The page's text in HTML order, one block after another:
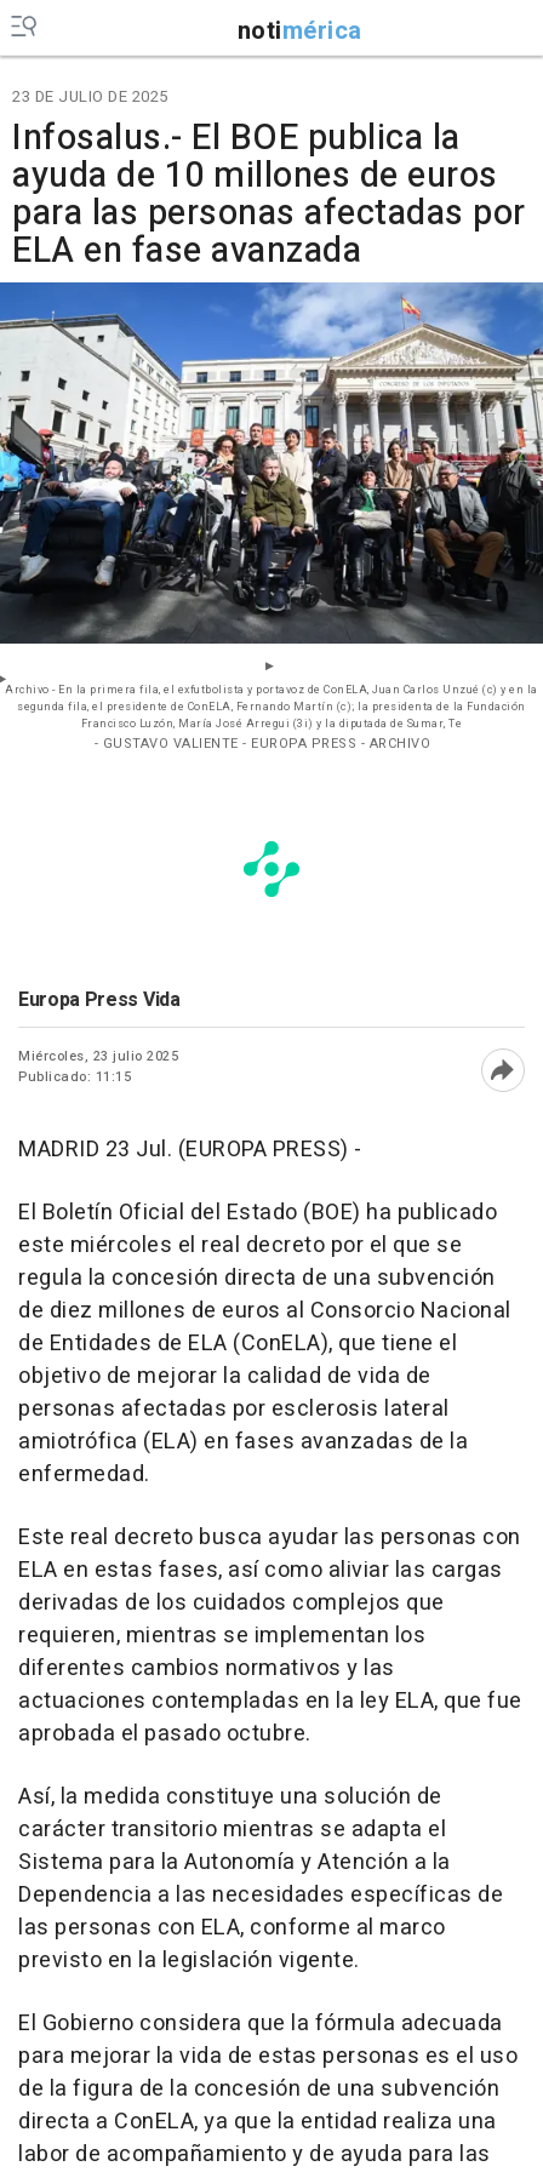
notimérica
23 DE JULIO DE 2025
Infosalus.- El BOE publica la
ayuda de 10 millones de euros
para las personas afectadas por
ELA en fase avanzada
Archivo - En la primera fila, el exfutbolista y portavoz de ConELA, Juan Carlos Unzué (c) y en la
segunda fila, el presidente de ConELA, Fernando Martín (c); la presidenta de la Fundación
Francisco Luzón, María José Arregui (3i) y la diputada de Sumar, Te
- GUSTAVO VALIENTE - EUROPA PRESS - ARCHIVO
Europa Press Vida
Miércoles, 23 julio 2025
Publicado: 11:15
MADRID 23 Jul. (EUROPA PRESS) -
El Boletín Oficial del Estado (BOE) ha publicado
este miércoles el real decreto por el que se
regula la concesión directa de una subvención
de diez millones de euros al Consorcio Nacional
de Entidades de ELA (ConELA), que tiene el
objetivo de mejorar la calidad de vida de
personas afectadas por esclerosis lateral
amiotrófica (ELA) en fases avanzadas de la
enfermedad.
Este real decreto busca ayudar las personas con
ELA en estas fases, así como aliviar las cargas
derivadas de los cuidados complejos que
requieren, mientras se implementan los
diferentes cambios normativos y las
actuaciones contempladas en la ley ELA, que fue
aprobada el pasado octubre.
Así, la medida constituye una solución de
carácter transitorio mientras se adapta el
Sistema para la Autonomía y Atención a la
Dependencia a las necesidades específicas de
las personas con ELA, conforme al marco
previsto en la legislación vigente.
El Gobierno considera que la fórmula adecuada
para mejorar la vida de estas personas es el uso
de la figura de la concesión de una subvención
directa a ConELA, ya que la entidad realiza una
labor de acompañamiento y de ayuda para las